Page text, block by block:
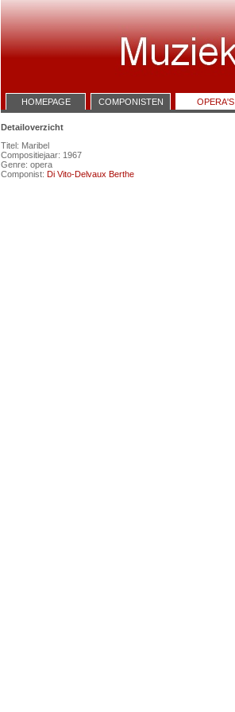
HOMEPAGE COMPONISTEN OPERA'S
Detailoverzicht
Titel: Maribel
Compositiejaar: 1967
Genre: opera
Componist: Di Vito-Delvaux Berthe